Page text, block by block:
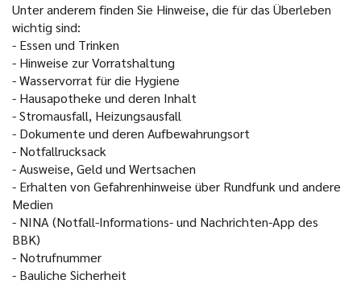
Unter anderem finden Sie Hinweise, die für das Überleben
wichtig sind:
- Essen und Trinken
- Hinweise zur Vorratshaltung
-Wasservorrat für die Hygiene
- Hausapotheke und deren Inhalt
-Stromausfall, Heizungsausfall
- Dokumente und deren Aufbewahrungsort
- Notfallrucksack
-Ausweise, Geld und Wertsachen
- Erhalten von Gefahrenhinweise über Rundfunk und andere
Medien
- NINA (Notfall-Informations- und Nachrichten-App des
BBK)
- Notrufnummer
- Bauliche Sicherheit